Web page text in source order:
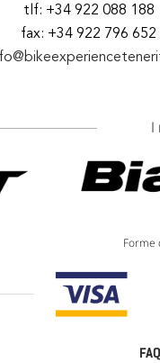
tlf: +34 922 088 188
fax: +34 922 796 652
I
Forme
FAQ